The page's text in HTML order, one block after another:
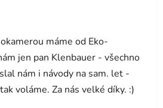
5 z 5 hvězdiček.
máme od Eko-
jen pan Klenbauer - všechno
nám i návody na sam. let -
voláme. Za nás velké díky. :)